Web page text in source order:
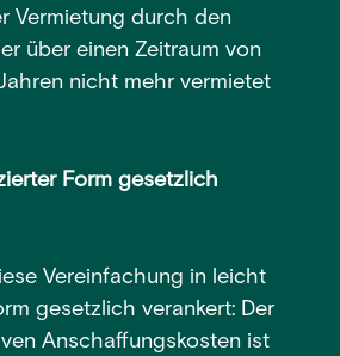
Vermietung durch den
über einen Zeitraum von
nicht mehr vermietet
Form gesetzlich
Vereinfachung in leicht
gesetzlich verankert: Der
Anschaffungskosten ist